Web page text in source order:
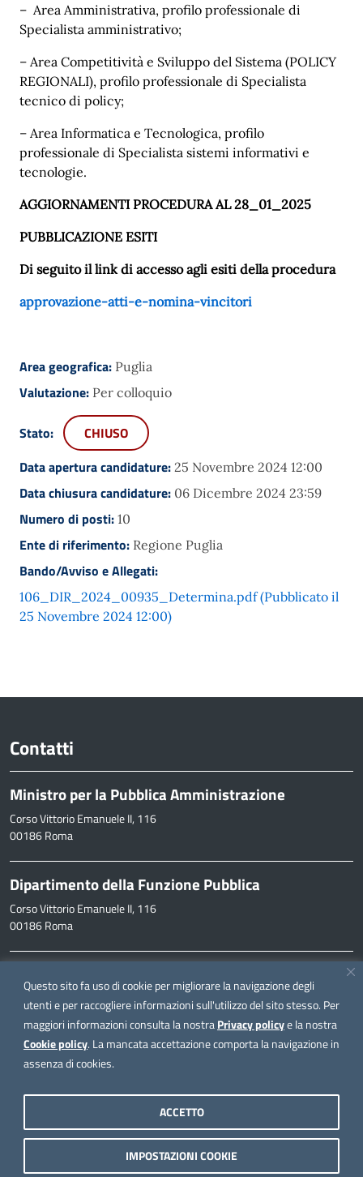
Questo sito fa uso di cookie per migliorare la navigazione degli
utenti e per raccogliere informazioni sull'utilizzo del sito stesso. Per
maggiori informazioni consulta la nostraPrivacy policye la nostra
Cookie policy. La mancata accettazione comporta la navigazione in
assenza di cookies.
IMPOSTAZIONI COOKIE
ACCETTO
– Area Amministrativa, profilo professionale di
Specialista amministrativo;
– Area Competitività e Sviluppo del Sistema (POLICY
REGIONALI), profilo professionale di Specialista
tecnico di policy;
– Area Informatica e Tecnologica, profilo
professionale di Specialista sistemi informativi e
tecnologie.
AGGIORNAMENTI PROCEDURA AL 28_01_2025
PUBBLICAZIONE ESITI
Di seguito il link di accesso agli esiti della procedura
approvazione-atti-e-nomina-vincitori
Area geografica: Puglia
Valutazione: Per colloquio
Stato:
CHIUSO
Data apertura candidature: 25 Novembre 2024 12:00
Data chiusura candidature: 06 Dicembre 2024 23:59
Numero di posti: 10
Ente di riferimento: Regione Puglia
Bando/Avviso e Allegati:
106_DIR_2024_00935_Determina.pdf (Pubblicato il
25 Novembre 2024 12:00)
Contatti
Ministro per la Pubblica Amministrazione
Corso Vittorio Emanuele II, 116
00186 Roma
Dipartimento della Funzione Pubblica
Corso Vittorio Emanuele II, 116
00186 Roma
inpa@funzionepubblica.it
FAQ
FAQ – Domande e risposte
Seguici su